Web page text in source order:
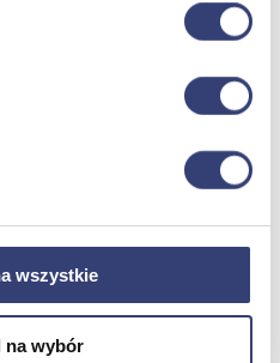
wszystkie
na wybór